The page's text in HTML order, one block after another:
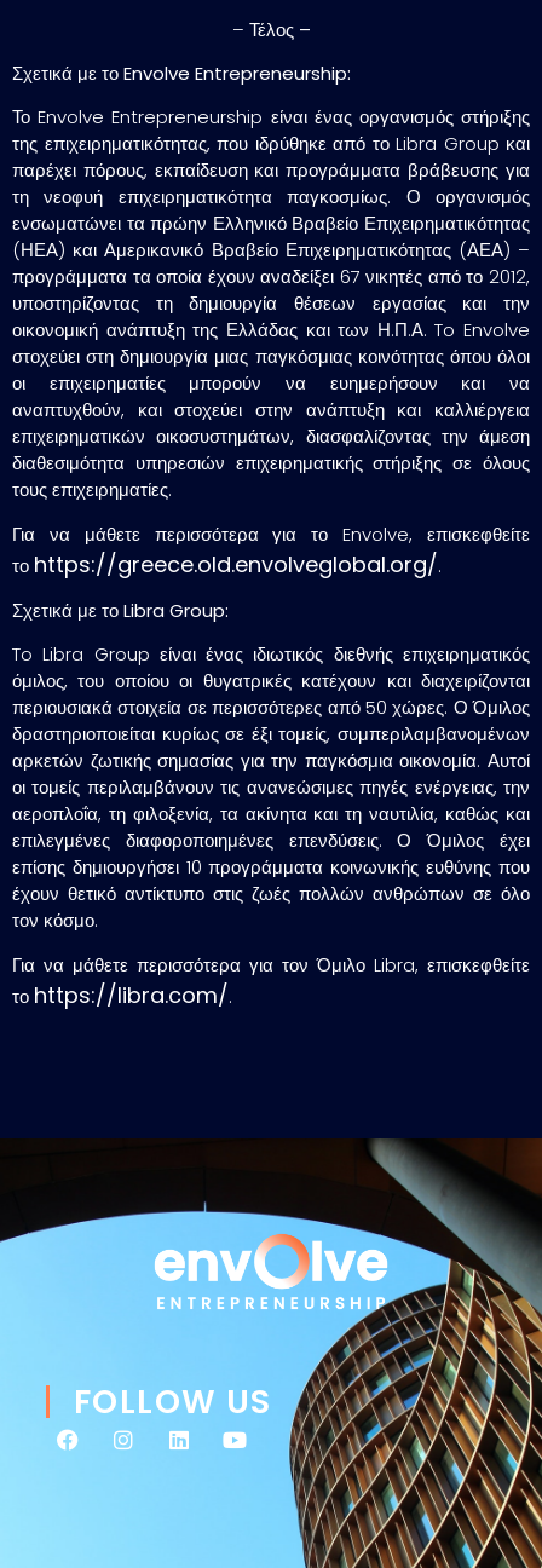
– Τέλος –
Σχετικά με το Envolve Entrepreneurship:
Το Envolve Entrepreneurship είναι ένας οργανισμός στήριξης
της επιχειρηματικότητας, που ιδρύθηκε από το Libra Group και
παρέχει πόρους, εκπαίδευση και προγράμματα βράβευσης για
τη νεοφυή επιχειρηματικότητα παγκοσμίως. Ο οργανισμός
ενσωματώνει τα πρώην Ελληνικό Βραβείο Επιχειρηματικότητας
(ΗΕΑ) και Αμερικανικό Βραβείο Επιχειρηματικότητας (ΑΕΑ) –
προγράμματα τα οποία έχουν αναδείξει 67 νικητές από το 2012,
υποστηρίζοντας τη δημιουργία θέσεων εργασίας και την
οικονομική ανάπτυξη της Ελλάδας και των Η.Π.Α. To Envolve
στοχεύει στη δημιουργία μιας παγκόσμιας κοινότητας όπου όλοι
οι επιχειρηματίες μπορούν να ευημερήσουν και να
αναπτυχθούν, και στοχεύει στην ανάπτυξη και καλλιέργεια
επιχειρηματικών οικοσυστημάτων, διασφαλίζοντας την άμεση
διαθεσιμότητα υπηρεσιών επιχειρηματικής στήριξης σε όλους
τους επιχειρηματίες.
Για να μάθετε περισσότερα για το Envolve, επισκεφθείτε
το https://greece.old.envolveglobal.org/.
Σχετικά με τοLibra Group:
To Libra Group είναι ένας ιδιωτικός διεθνής επιχειρηματικός
όμιλος, του οποίου οι θυγατρικές κατέχουν και διαχειρίζονται
περιουσιακά στοιχεία σε περισσότερες από 50 χώρες. Ο Όμιλος
δραστηριοποιείται κυρίως σε έξι τομείς, συμπεριλαμβανομένων
αρκετών ζωτικής σημασίας για την παγκόσμια οικονομία. Αυτοί
οι τομείς περιλαμβάνουν τις ανανεώσιμες πηγές ενέργειας, την
αεροπλοΐα, τη φιλοξενία, τα ακίνητα και τη ναυτιλία, καθώς και
επιλεγμένες διαφοροποιημένες επενδύσεις. Ο Όμιλος έχει
επίσης δημιουργήσει 10 προγράμματα κοινωνικής ευθύνης που
έχουν θετικό αντίκτυπο στις ζωές πολλών ανθρώπων σε όλο
τον κόσμο.
Για να μάθετε περισσότερα για τον Όμιλο Libra, επισκεφθείτε
το https://libra.com/.
FOLLOW US